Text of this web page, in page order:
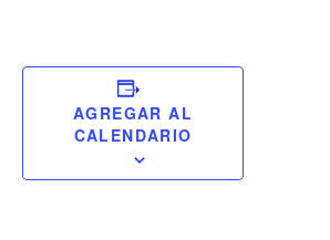
AGREGAR AL
CALENDARIO